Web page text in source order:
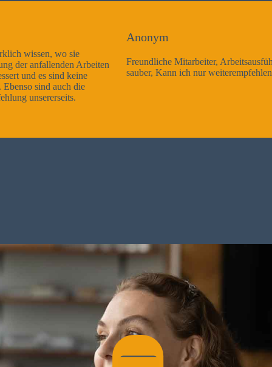
Freundliche Mitarbeiter, Arbeitsausführung sehr gut und sehr
sauber, Kann ich nur weiterempfehlen